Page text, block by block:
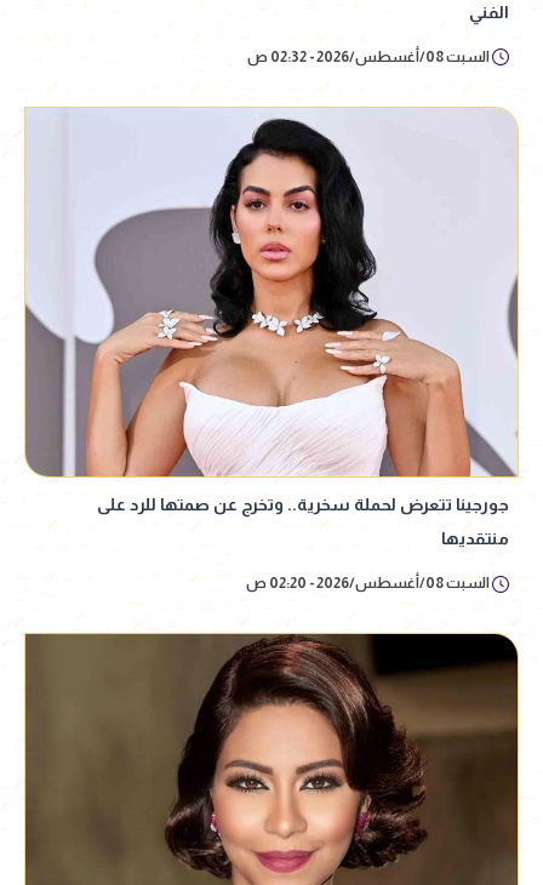
الفني
السبت 08/أغسطس/2026 - 02:32 ص
جورجينا تتعرض لحملة سخرية.. وتخرج عن صمتها للرد على
منتقديها
السبت 08/أغسطس/2026 - 02:20 ص